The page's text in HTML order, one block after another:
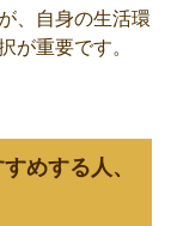
、自身の生活環
が重要です。
めする人、